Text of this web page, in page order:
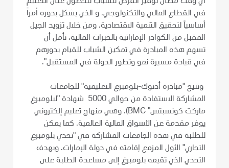
في القطاع المالي والتكنولوجي، و الذي يشكل بدوره أمراً
أساسياً لتحقيق التنمية الاقتصادية. ومن خلال تزويد الجيل
المقبل من الكوادر الإماراتية بالخبرات المالية، نأمل أن
تسهم هذه المبادرة في تمكين الشباب للقيام بدورهم
في قيادة مسيرة نمو وتطور الدولة في المستقبل".
وتتيح "مبادرة أدنوك-بلومبرغ التعليمية" للجامعات
المشاركة الاستفادة من حوالي 5000 شهادة "لبلومبرغ
ماركت كونسبتس" BMC)، وهي منهاج تعليم إلكتروني
يوفر مقدمة عن الأسواق المالية العالمية. كما يمكن
للطلبة في هذه الجامعات المشاركة في "تحدي بلومبرغ
التجاري" الأول المزمع إقامته في دولة الإمارات. ويهدف
التحدي الذي تقيمه بلومبرغ إلى مساعدة الطلبة على